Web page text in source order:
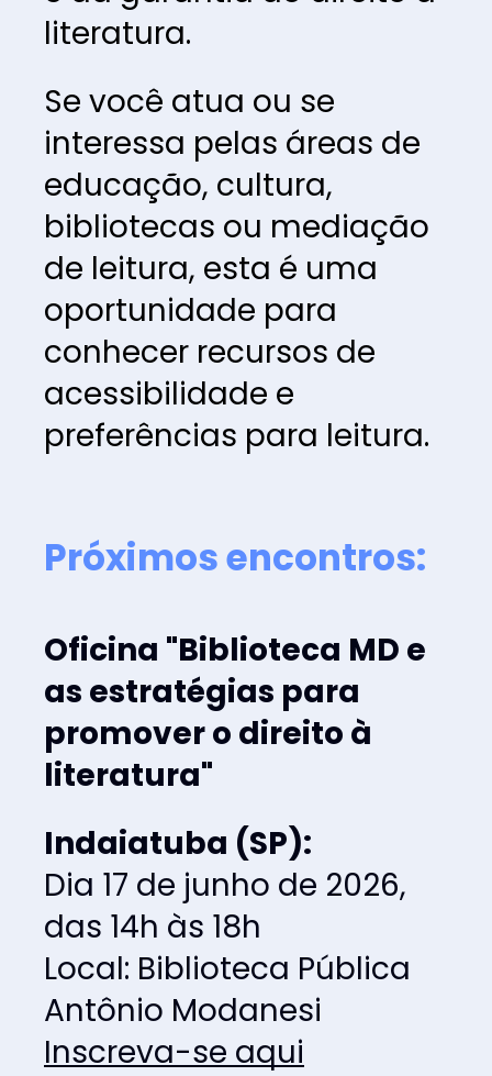
literatura.
Se você atua ou se
interessa pelas áreas de
educação, cultura,
bibliotecas ou mediação
de leitura, esta é uma
oportunidade para
conhecer recursos de
acessibilidade e
preferências para leitura.
Próximos encontros:
Oficina "Biblioteca MD e
as estratégias para
promover o direito à
literatura"
Indaiatuba (SP):
Dia 17 de junho de 2026,
das 14h às 18h
Local: Biblioteca Pública
Antônio Modanesi
Inscreva-se aqui